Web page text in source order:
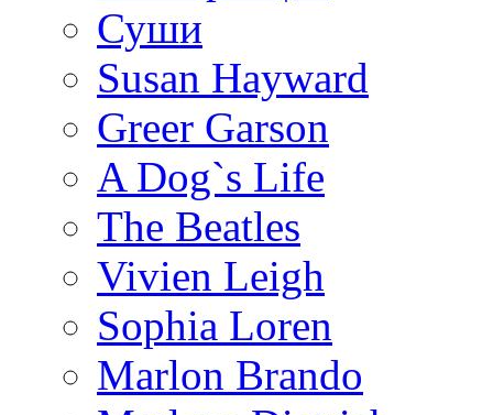
Суши
Susan Hayward
Greer Garson
A Dog`s Life
The Beatles
Vivien Leigh
Sophia Loren
Marlon Brando